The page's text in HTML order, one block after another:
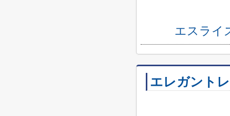
エスライ
エレガント